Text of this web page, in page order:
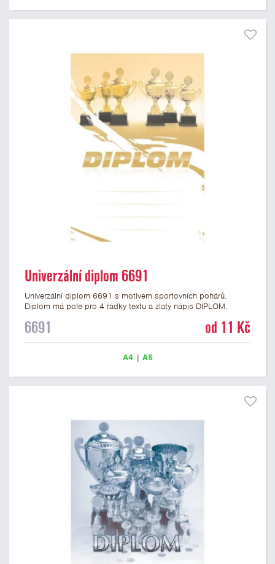
Univerzální diplom 6691
Univerzální diplom 6691 s motivem sportovních pohárů.
Diplom má pole pro 4 řádky textu a zlatý nápis DIPLOM.
univerzální diplom je vhodný pro většinu událostí, ke kterým by
6691 od 11 Kč
A4| A5